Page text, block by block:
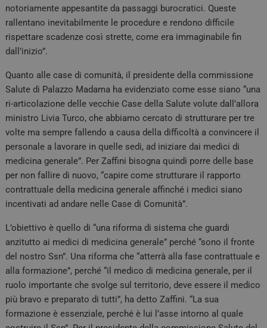
notoriamente appesantite da passaggi burocratici. Queste
rallentano inevitabilmente le procedure e rendono difficile
rispettare scadenze così strette, come era immaginabile fin
dall’inizio”.
Quanto alle case di comunità, il presidente della commissione
Salute di Palazzo Madama ha evidenziato come esse siano “una
ri-articolazione delle vecchie Case della Salute volute dall’allora
ministro Livia Turco, che abbiamo cercato di strutturare per tre
volte ma sempre fallendo a causa della difficoltà a convincere il
personale a lavorare in quelle sedi, ad iniziare dai medici di
medicina generale”. Per Zaffini bisogna quindi porre delle base
per non fallire di nuovo, “capire come strutturare il rapporto
contrattuale della medicina generale affinché i medici siano
incentivati ad andare nelle Case di Comunità”.
L’obiettivo è quello di “una riforma di sistema che guardi
anzitutto ai medici di medicina generale” perché “sono il fronte
del nostro Ssn”. Una riforma che “atterrà alla fase contrattuale e
alla formazione”, perché “il medico di medicina generale, per il
ruolo importante che svolge sul territorio, deve essere il medico
più bravo e preparato di tutti”, ha detto Zaffini. “La sua
formazione è essenziale, perché è lui l’asse intorno al quale